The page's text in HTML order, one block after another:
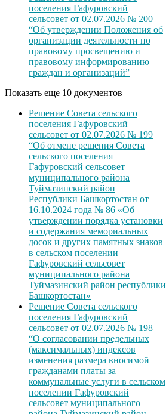
поселения Гафуровский
сельсовет от 02.07.2026 № 200
“Об утверждении Положения об
организации деятельности по
правовому просвещению и
правовому информированию
граждан и организаций”
Показать еще 10 документов
Решение Совета сельского
поселения Гафуровский
сельсовет от 02.07.2026 № 199
“Об отмене решения Совета
сельского поселения
Гафуровский сельсовет
муниципального района
Туймазинский район
Республики Башкортостан от
16.10.2024 года № 86 «Об
утверждении порядка установки
и содержания мемориальных
досок и других памятных знаков
в сельском поселении
Гафуровский сельсовет
муниципального района
Туймазинский район республики
Башкортостан»
Решение Совета сельского
поселения Гафуровский
сельсовет от 02.07.2026 № 198
“О согласовании предельных
(максимальных) индексов
изменения размера вносимой
гражданами платы за
коммунальные услуги в сельском
поселении Гафуровский
сельсовет муниципального